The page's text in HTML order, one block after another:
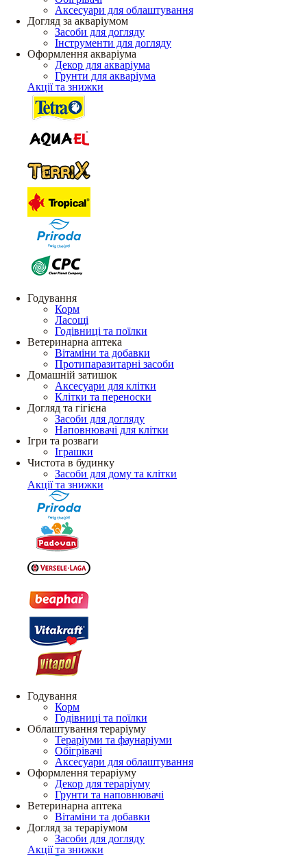
Аксесуари для облаштування
Догляд за акваріумом
Засоби для догляду
Інструменти для догляду
Оформлення акваріума
Декор для акваріума
Грунти для акваріума
Акції та знижки
Годування
Корм
Ласощі
Годівниці та поїлки
Ветеринарна аптека
Вітаміни та добавки
Протипаразитарні засоби
Домашній затишок
Аксесуари для клітки
Клітки та переноски
Догляд та гігієна
Засоби для догляду
Наповнювачі для клітки
Ігри та розваги
Іграшки
Чистота в будинку
Засоби для дому та клітки
Акції та знижки
Годування
Корм
Годівниці та поїлки
Облаштування тераріуму
Тераріуми та фаунаріуми
Обігрівачі
Аксесуари для облаштування
Оформлення тераріуму
Декор для тераріуму
Грунти та наповнювачі
Ветеринарна аптека
Вітаміни та добавки
Догляд за тераріумом
Засоби для догляду
Акції та знижки